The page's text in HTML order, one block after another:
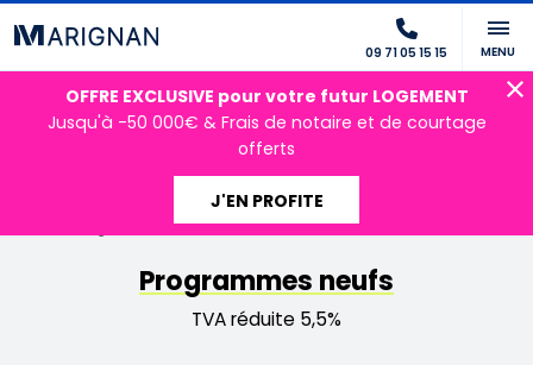
09 71 05 15 15 MENU
OFFRE EXCLUSIVE pour votre futur LOGEMENT
Jusqu'à -50 000€ & Frais de notaire et de courtage
offerts
J'EN PROFITE
Programmes neufs TVA réduite 5,5%
Programmes neufs
TVA réduite 5,5%